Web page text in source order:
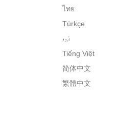
ไทย
Türkçe
اُردو
Tiếng Việt
简体中文
繁體中文